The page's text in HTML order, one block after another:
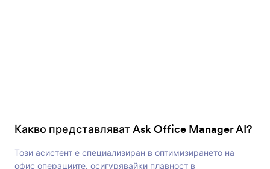
Какво представляват Ask Office Manager AI?
Този асистент е специализиран в оптимизирането на
офис операциите, осигурявайки плавност в